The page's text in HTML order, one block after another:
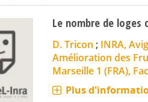
Le nombre de loges
D. Tricon ; INRA,
Amélioration des
Marseille 1 (FRA),
Plus